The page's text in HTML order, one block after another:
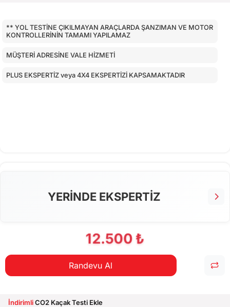
** YOL TESTİNE ÇIKILMAYAN ARAÇLARDA ŞANZIMAN VE MOTOR
KONTROLLERİNİN TAMAMI YAPILAMAZ
MÜŞTERİ ADRESİNE VALE HİZMETİ
PLUS EKSPERTİZ veya 4X4 EKSPERTİZİ KAPSAMAKTADIR
YERİNDE EKSPERTİZ
12.500 ₺
Randevu Al
İndirimliCO2 Kaçak Testi Ekle